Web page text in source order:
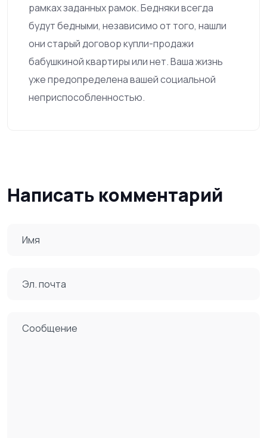
рамках заданных рамок. Бедняки всегда
будут бедными, независимо от того, нашли
они старый договор купли-продажи
бабушкиной квартиры или нет. Ваша жизнь
уже предопределена вашей социальной
неприспособленностью.
Написать комментарий